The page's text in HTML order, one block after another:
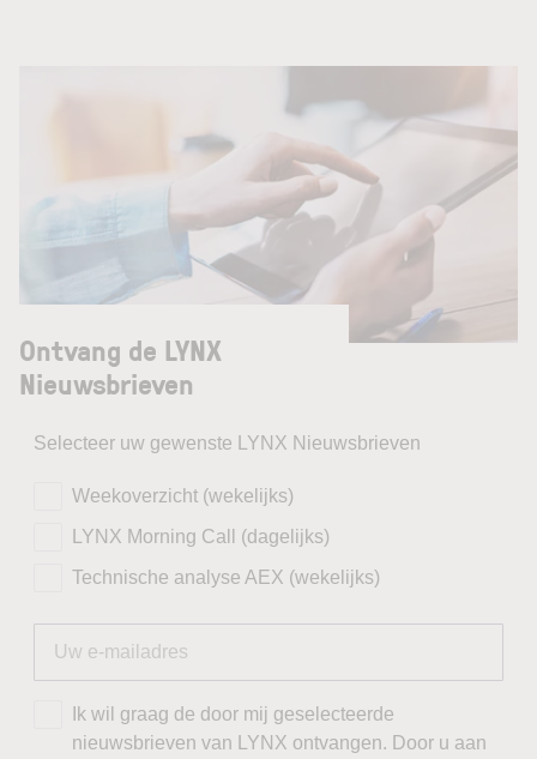
Ontvang de LYNX
Nieuwsbrieven
Selecteer uw gewenste LYNX Nieuwsbrieven
Weekoverzicht (wekelijks)
LYNX Morning Call (dagelijks)
Technische analyse AEX (wekelijks)
Ik wil graag de door mij geselecteerde
nieuwsbrieven van LYNX ontvangen. Door u aan